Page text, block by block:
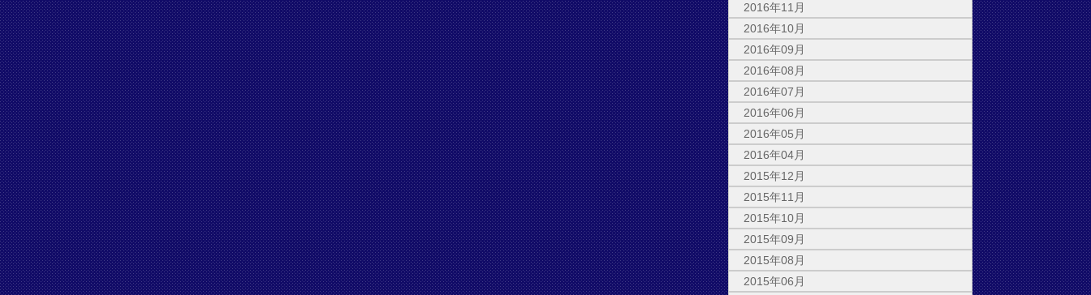
2016年11月
2016年10月
2016年09月
2016年08月
2016年07月
2016年06月
2016年05月
2016年04月
2015年12月
2015年11月
2015年10月
2015年09月
2015年08月
2015年06月